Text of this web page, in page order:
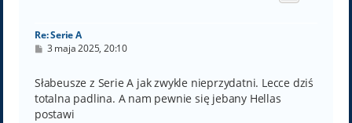
Re: Serie A
P
t
3 maja 2025, 20:10
Słabeusze z Serie A jak zwykle nieprzydatni. Lecce dziś
totalna padlina. A nam pewnie się jebany Hellas
postawi